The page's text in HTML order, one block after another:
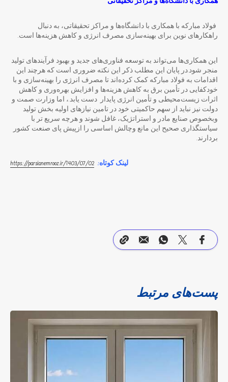
فولاد مبارکه با همکاری با دانشگاه‌ها و مراکز تحقیقاتی، به دنبال
راهکارهای نوین برای بهینه‌سازی مصرف انرژی و کاهش هزینه‌ها است.
این همکاری‌ها می‌تواند به توسعه فناوری‌های جدید و بهبود فرآیندهای تولید
منجر شود.در پایان این مطلب ذکر این نکته ضروری است که هرچند این
اقدامات به فولاد مبارکه کمک کرده‌اند تا مصرف انرژی را بهینه‌سازی و با
خودکفایی در تأمین برق به کاهش هزینه‌ها و افزایش بهره‌وری و کاهش
اثرات زیست‌محیطی و تأمین انرژی پایدار دست یابد.، اما وزارت صمت و
دولت نیز نباید از سهم حاکمیتی خود در تامین نیازهای اولیه بخش تولید
وبخصوص صنایع مادر و استراتژیک، غافل شوند و هرچه سریع تر با
سیاستگذاری صحیح این مانع وچالش اساسی را ازپیش پای صنعت کشور
بردارند.
لینک کوتاه: https://parsianemrooz.ir/1403/07/02
پست‌های مرتبط